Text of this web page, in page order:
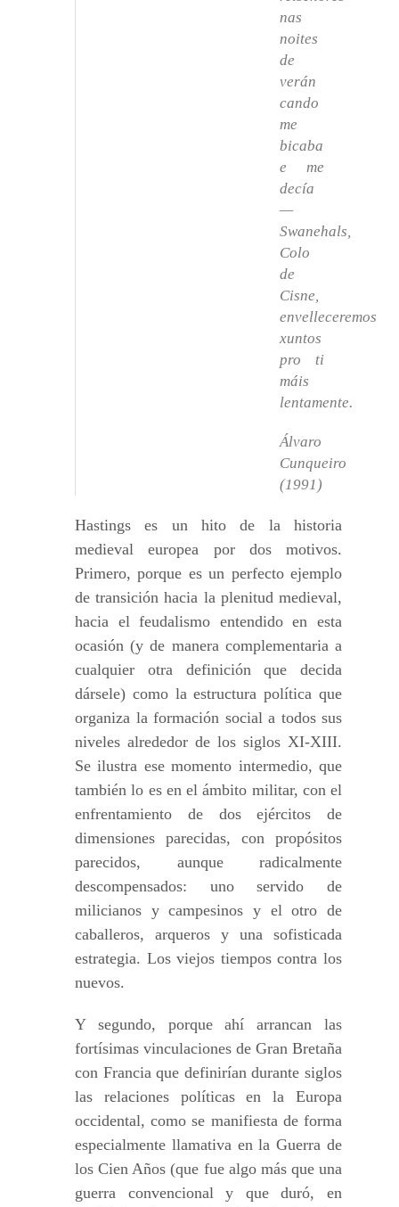
nas
noites
de
verán
cando
me
bicaba
e me
decía
—
Swanehals,
Colo
de
Cisne,
envelleceremos
xuntos
pro ti
máis
lentamente.
Álvaro
Cunqueiro
(1991)
Hastings es un hito de la historia
medieval europea por dos motivos.
Primero, porque es un perfecto ejemplo
de transición hacia la plenitud medieval,
hacia el feudalismo entendido en esta
ocasión (y de manera complementaria a
cualquier otra definición que decida
dársele) como la estructura política que
organiza la formación social a todos sus
niveles alrededor de los siglos XI-XIII.
Se ilustra ese momento intermedio, que
también lo es en el ámbito militar, con el
enfrentamiento de dos ejércitos de
dimensiones parecidas, con propósitos
parecidos, aunque radicalmente
descompensados: uno servido de
milicianos y campesinos y el otro de
caballeros, arqueros y una sofisticada
estrategia. Los viejos tiempos contra los
nuevos.
Y segundo, porque ahí arrancan las
fortísimas vinculaciones de Gran Bretaña
con Francia que definirían durante siglos
las relaciones políticas en la Europa
occidental, como se manifiesta de forma
especialmente llamativa en la Guerra de
los Cien Años (que fue algo más que una
guerra convencional y que duró, en